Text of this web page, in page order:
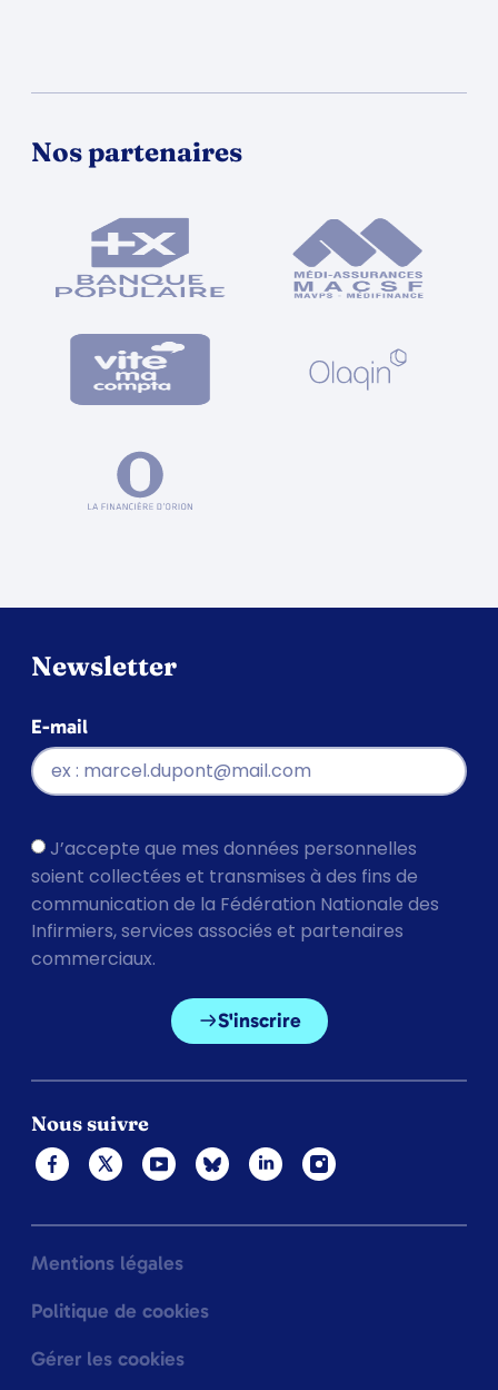
Nos partenaires
Newsletter
E-mail
J’accepte que mes données personnelles
soient collectées et transmises à des fins de
communication de la Fédération Nationale des
Infirmiers, services associés et partenaires
commerciaux.
S'inscrire
Nous suivre
Mentions légales
Politique de cookies
Gérer les cookies